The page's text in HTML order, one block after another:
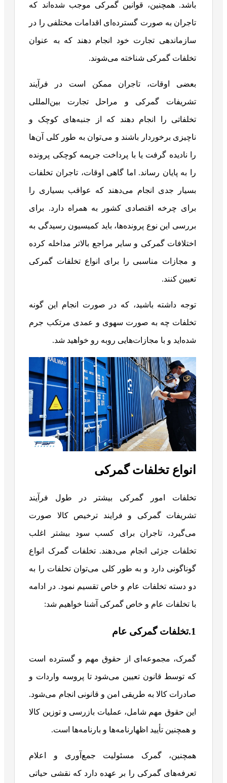
باشد. همچنین، قوانین گمرکی موجب شده‌اند که
تاجران به صورت گسترده‌ای اقدامات مختلفی را در
سازماندهی تجارت خود انجام دهند که به عنوان
تخلفات گمرکی شناخته می‌شوند.
بعضی اوقات، تاجران ممکن است در فرآیند
تشریفات گمرکی و مراحل تجارت بین‌المللی
تخلفاتی را انجام دهند که از جنبه‌های کوچک و
ناچیزی برخوردار باشند و می‌توان به طور کلی آن‌ها
را نادیده گرفت یا با پرداخت جریمه کوچکی پرونده
را به پایان رساند. اما گاهی اوقات، تاجران تخلفات
بسیار جدی انجام می‌دهند که عواقب بسیاری را
برای چرخه اقتصادی کشور به همراه دارد. برای
بررسی این نوع پرونده‌ها، باید کمیسیون رسیدگی به
اختلافات گمرکی و سایر مراجع بالاتر مداخله کرده
و مجازات مناسبی را برای انواع تخلفات گمرکی
تعیین کنند.
توجه داشته باشید، که در صورت انجام این گونه
تخلفات چه به صورت سهوی و عمدی مرتکب جرم
شده‌اید و با مجازات‌هایی روبه رو خواهید شد.
انواع تخلفات گمرکی
تخلفات امور گمرکی بیشتر در طول فرآیند
تشریفات گمرکی و فرایند ترخیص کالا صورت
می‌گیرد، تاجران برای کسب سود بیشتر اغلب
تخلفات جزئی انجام می‌دهند. تخلفات گمرک انواع
گوناگونی دارد و به طور کلی می‌توان تخلفات را به
دو دسته تخلفات عام و خاص تقسیم نمود. در ادامه
با تخلفات عام و خاص گمرکی آشنا خواهیم شد:
1.تخلفات گمرکی عام
گمرک، مجموعه‌ای از حقوق مهم و گسترده است
که توسط قانون تعیین می‌شود تا پروسه واردات و
صادرات کالا به طریقی امن و قانونی انجام می‌شود.
این حقوق مهم شامل، عملیات بازرسی و توزین کالا
و همچنین تأیید اظهارنامه‌ها و بارنامه‌ها است.
همچنین، گمرک مسئولیت جمع‌آوری و اعلام
تعرفه‌های گمرکی را بر عهده دارد که نقشی حیاتی